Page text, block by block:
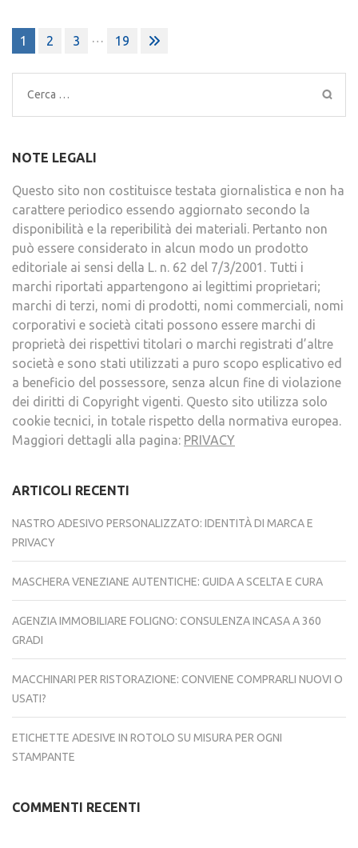
Paginazione
degli
articoli
1 2 3 … 19
Ricerca
per:
NOTE LEGALI
Questo sito non costituisce testata giornalistica e non ha
carattere periodico essendo aggiornato secondo la
disponibilità e la reperibilità dei materiali. Pertanto non
può essere considerato in alcun modo un prodotto
editoriale ai sensi della L. n. 62 del 7/3/2001. Tutti i
marchi riportati appartengono ai legittimi proprietari;
marchi di terzi, nomi di prodotti, nomi commerciali, nomi
corporativi e società citati possono essere marchi di
proprietà dei rispettivi titolari o marchi registrati d’altre
società e sono stati utilizzati a puro scopo esplicativo ed
a beneficio del possessore, senza alcun fine di violazione
dei diritti di Copyright vigenti. Questo sito utilizza solo
cookie tecnici, in totale rispetto della normativa europea.
Maggiori dettagli alla pagina: PRIVACY
ARTICOLI RECENTI
NASTRO ADESIVO PERSONALIZZATO: IDENTITÀ DI MARCA E
PRIVACY
MASCHERA VENEZIANE AUTENTICHE: GUIDA A SCELTA E CURA
AGENZIA IMMOBILIARE FOLIGNO: CONSULENZA INCASA A 360
GRADI
MACCHINARI PER RISTORAZIONE: CONVIENE COMPRARLI NUOVI O
USATI?
ETICHETTE ADESIVE IN ROTOLO SU MISURA PER OGNI
STAMPANTE
COMMENTI RECENTI